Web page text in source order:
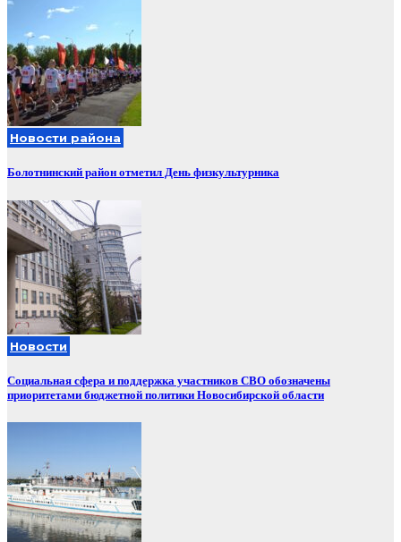
Новости района
Болотнинский район отметил День физкультурника
Новости
Социальная сфера и поддержка участников СВО обозначены
приоритетами бюджетной политики Новосибирской области